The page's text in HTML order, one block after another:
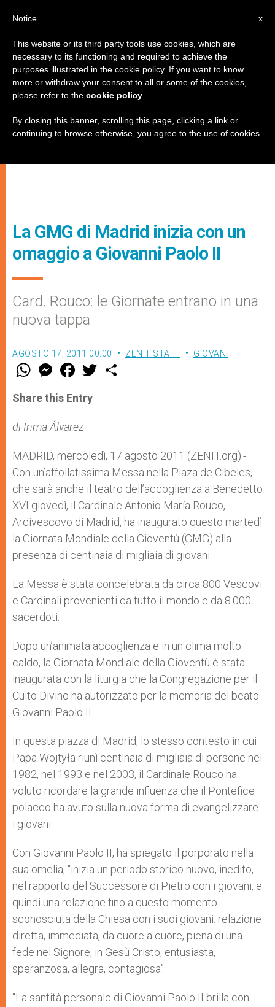
La GMG di Madrid inizia con un
omaggio a Giovanni Paolo II
Card. Rouco: le Giornate entrano in una
nuova tappa
AGOSTO 17, 2011 00:00 ZENIT STAFF GIOVANI
W
t
s
p
p
M
e
s
e
g
e
F
a
e
b
o
k
w
Share this Entry
di Inma Álvarez
MADRID, mercoledì, 17 agosto 2011 (ZENIT.org).-
Con un’affollatissima Messa nella Plaza de Cibeles,
che sarà anche il teatro dell’accoglienza a Benedetto
XVI giovedì, il Cardinale Antonio María Rouco,
Arcivescovo di Madrid, ha inaugurato questo martedì
la Giornata Mondiale della Gioventù (GMG) alla
presenza di centinaia di migliaia di giovani.
La Messa è stata concelebrata da circa 800 Vescovi
e Cardinali provenienti da tutto il mondo e da 8.000
sacerdoti.
Dopo un’animata accoglienza e in un clima molto
caldo, la Giornata Mondiale della Gioventù è stata
inaugurata con la liturgia che la Congregazione per il
Culto Divino ha autorizzato per la memoria del beato
Giovanni Paolo II.
In questa piazza di Madrid, lo stesso contesto in cui
Papa Wojtyła riunì centinaia di migliaia di persone nel
1982, nel 1993 e nel 2003, il Cardinale Rouco ha
voluto ricordare la grande influenza che il Pontefice
polacco ha avuto sulla nuova forma di evangelizzare
i giovani.
Con Giovanni Paolo II, ha spiegato il porporato nella
sua omelia, “inizia un periodo storico nuovo, inedito,
nel rapporto del Successore di Pietro con i giovani, e
quindi una relazione fino a questo momento
sconosciuta della Chiesa con i suoi giovani: relazione
diretta, immediata, da cuore a cuore, piena di una
fede nel Signore, in Gesù Cristo, entusiasta,
speranzosa, allegra, contagiosa”.
“La santità personale di Giovanni Paolo II brilla con
x
Notice
This website or its third party tools use cookies, which are
necessary to its functioning and required to achieve the
purposes illustrated in the cookie policy. If you want to know
more or withdraw your consent to all or some of the cookies,
please refer to the cookie policy
By closing this banner, scrolling this page, clicking a link or
continuing to browse otherwise, you agree to the use of cookies.